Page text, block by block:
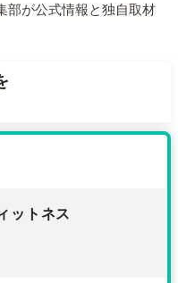
部が公式情報と独自取材
ットネス